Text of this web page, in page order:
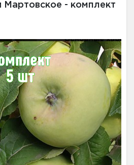
- комплект